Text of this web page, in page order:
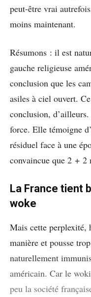
peut-être vrai
moins maintenant.
Résumons : il est
gauche religieuse
conclusion que les
asiles à ciel ouvert.
conclusion,
force. Elle témoigne
résiduel face à une
convaincue que 2 + 2
La France tient
woke
Mais cette perplexité,
manière et pousse
naturellement
américain. Car le
peu la société